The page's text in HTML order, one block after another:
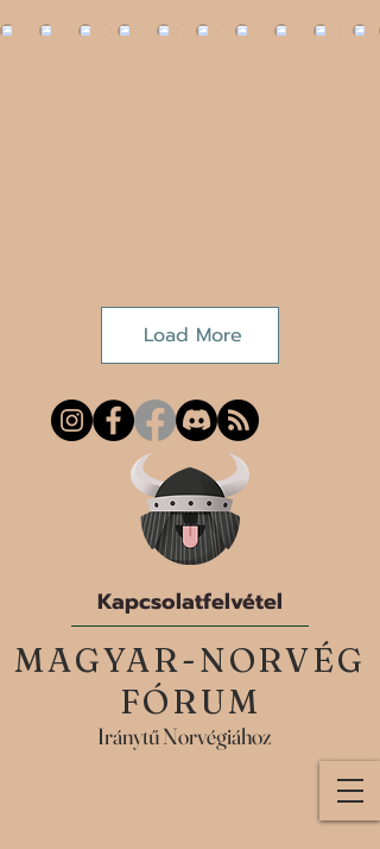
MAGYAR-NORVÉG
FÓRUM
Iránytű Norvégiához
Kapcsolatfelvétel
Load More